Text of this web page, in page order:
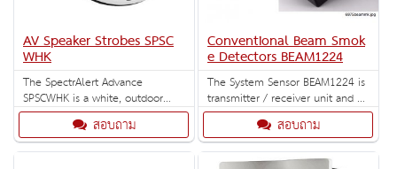
AV Speaker Strobes SPSC
WHK
The SpectrAlert Advance
SPSCWHK is a white, outdoor
speaker strobe for ceiling
installations with selectable
strobe settings of 135, 150, 177
สอบถาม
Conventional Beam Smok
e Detectors BEAM1224
The System Sensor BEAM1224 is
transmitter / receiver unit and a
reflector as fourwire
conventional projected beam
smoke detectors.
สอบถาม